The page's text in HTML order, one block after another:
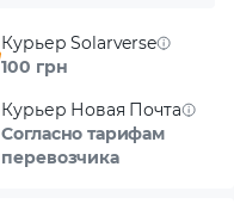
Курьер Solarverse
100 грн
Курьер Новая Почта
Согласно тарифам
перевозчика